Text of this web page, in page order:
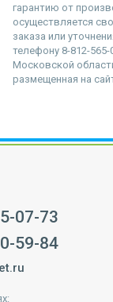
гарантию от
осуществляется
заказа или
телефону 8-812-
Московской
размещенная на
07-73
59-84